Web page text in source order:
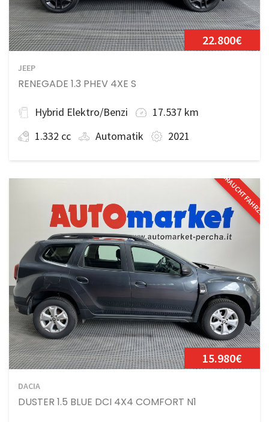
22.800€
JEEP
RENEGADE 1.3 PHEV 4XE S
Hybrid Elektro/Benzi
17.537 km
1.332 cc
Automatik 2021
15.980€
DACIA
DUSTER 1.5 BLUE DCI 4X4 COMFORT N1